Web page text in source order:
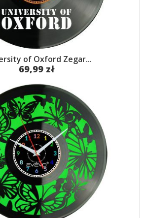
of Oxford Zegar...
69,99 zł